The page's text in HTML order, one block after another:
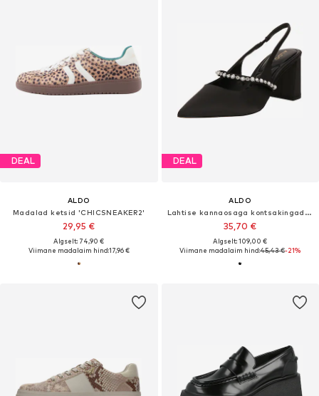
DEAL
ALDO
Madalad ketsid 'CHICSNEAKER2'
29,95 €
Algselt: 74,90 €
Viimane madalaim hind:17,96 €
DEAL
ALDO
Lahtise kannaosaga kontsakingad 'VESTIA'
35,70 €
Algselt: 109,00 €
Viimane madalaim hind:45,43 €-21%